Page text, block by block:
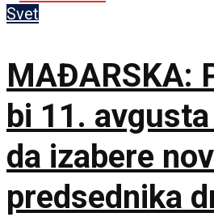
Svet
MAĐARSKA:
bi 11.
da izabere
predsednika